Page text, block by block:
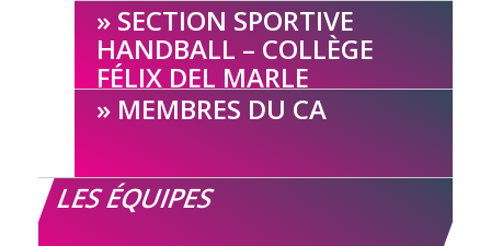
SECTION SPORTIVE
HANDBALL – COLLÈGE
FÉLIX DEL MARLE
MEMBRES DU CA
LES ÉQUIPES